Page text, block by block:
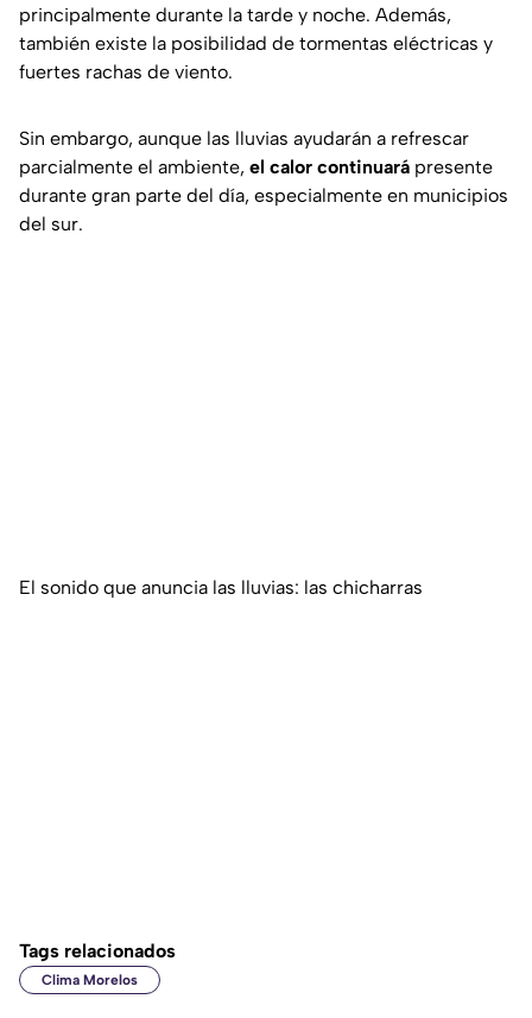
principalmente durante la tarde y noche. Además,
también existe la posibilidad de tormentas eléctricas y
fuertes rachas de viento.
Sin embargo, aunque las lluvias ayudarán a refrescar
parcialmente el ambiente, el calor continuará presente
durante gran parte del día, especialmente en municipios
del sur.
El sonido que anuncia las lluvias: las chicharras
Tags relacionados
Clima Morelos